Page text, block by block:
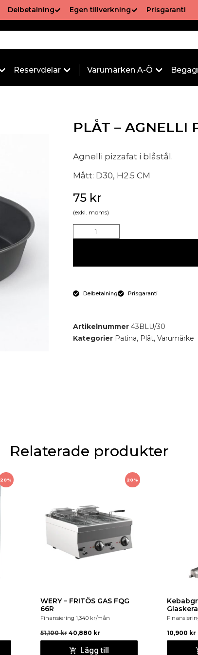
Delbetalning Egen tillverkning Prisgaranti
Reservdelar Varumärken A-Ö
PLÅT – AGNELLI
Agnelli pizzafat i blåstål.
Mått: D30, H2.5 CM
75 kr
(exkl. moms)
Delbetalning Prisgaranti
Artikelnummer 43BLU/30
Kategorier Patina, Plåt, Varumärke
Relaterade produkter
20% 20%
WERY – FRITÖS GAS FQG
66R
Finansiering 1,340 kr/mån
51,100kr 40,880 kr
Lägg till
10,900 kr